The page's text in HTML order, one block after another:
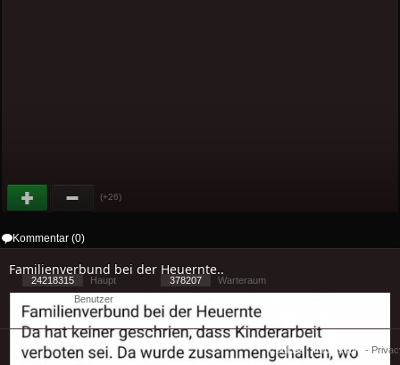
(+26)
Kommentar (0)
Familienverbund bei der Heuernte..
24218315 Haupt 378207
Warteraum
Benutzer
Cookies-Impressum -